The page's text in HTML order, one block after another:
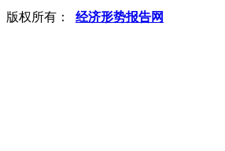
版权所有： 经济形势报告网